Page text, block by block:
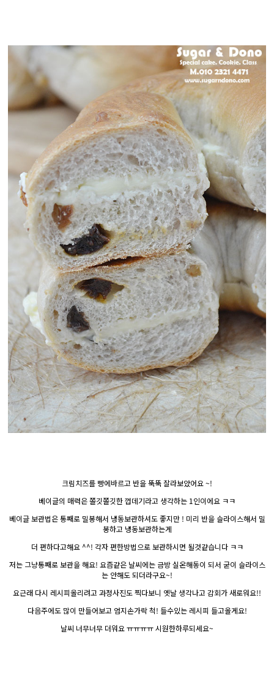
크림치즈를 빵에바르고 반을 뚝뚝 잘라보았어요 ~!
베이글의 매력은 쫄깃쫄깃한 껍데기라고 생각하는 1인이에요 ㅋㅋ
베이글 보관법은 통째로 밀봉해서 냉동보관하셔도 좋지만 ! 미리 반을 슬라이스해서 밀
봉하고 냉동보관하는게
더 편하다고해요 ^^! 각자 편한방법으로 보관하시면 될것같습니다 ㅋㅋ
저는 그냥통째로 보관을 해요! 요즘같은 날씨에는 금방 실온해동이 되서 굳이 슬라이스
는 안해도 되더라구요~!
요근래 다시 레시피올리려고 과정사진도 찍다보니 옛날 생각나고 감회가 새로워요!!
다음주에도 많이 만들어보고 엄지손가락 척! 들수있는 레시피 들고올게요!
날씨 너무너무 더워요 ㅠㅠㅠㅠ 시원한하루되세요~